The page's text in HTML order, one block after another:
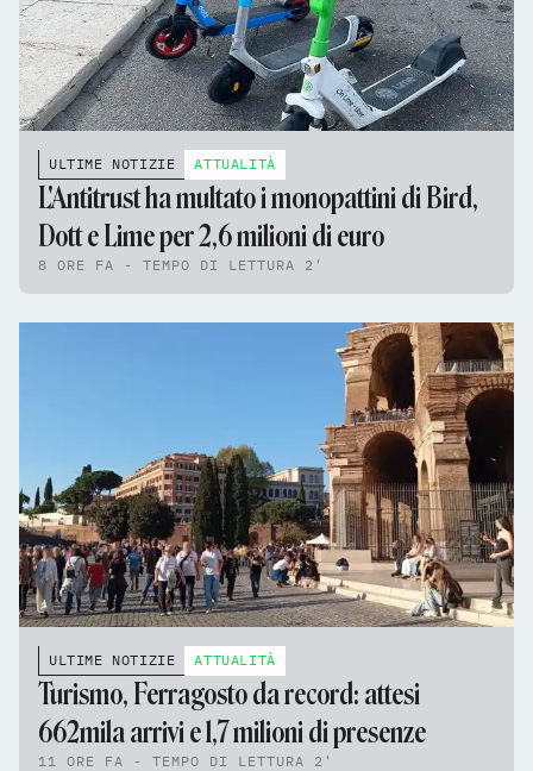
ULTIME NOTIZIE ATTUALITÀ
L'Antitrust ha multato i monopattini di Bird,
Dott e Lime per 2,6 milioni di euro
8 ORE FA - TEMPO DI LETTURA 2'
ULTIME NOTIZIE ATTUALITÀ
Turismo, Ferragosto da record: attesi
662mila arrivi e 1,7 milioni di presenze
11 ORE FA - TEMPO DI LETTURA 2'